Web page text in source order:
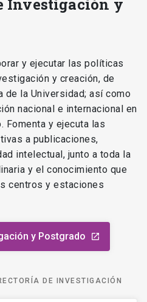
Investigación y
y ejecutar las políticas
y creación, de
de la Universidad; así como
nacional e internacional en
Fomenta y ejecuta las
a publicaciones,
intelectual, junto a toda la
y el conocimiento que
centros y estaciones
y Postgrado launch
DE INVESTIGACIÓN